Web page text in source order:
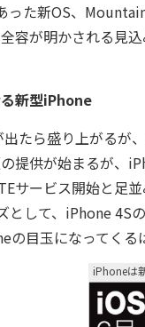
た新OS、
容が明かされる見
新型iPhone
たら盛り上がるが
提供が始まるが、
サービス開始と足
として、iPhone 4S
目玉になってくる
iPhoneは